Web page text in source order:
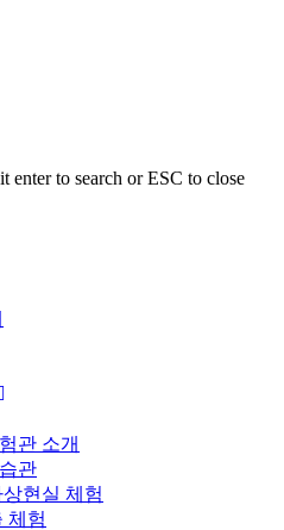
enter to search or ESC to close
관 소개
관
현실 체험
체험